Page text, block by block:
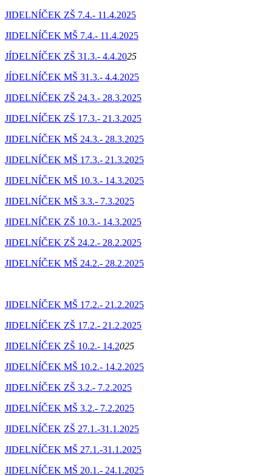
JIDELNÍČEK ZŠ 7.4.- 11.4.2025
JIDELNÍČEK MŠ 7.4.- 11.4.2025
JÍDELNÍČEK ZŠ 31.3.- 4.4.2025
JÍDELNÍČEK MŠ 31.3.- 4.4.2025
JIDELNÍČEK ZŠ 24.3.- 28.3.2025
JIDELNÍČEK ZŠ 17.3.- 21.3.2025
JIDELNÍČEK MŠ 24.3.- 28.3.2025
JIDELNÍČEK MŠ 17.3.- 21.3.2025
JIDELNÍČEK MŠ 10.3.- 14.3.2025
JIDELNÍČEK MŠ 3.3.- 7.3.2025
JIDELNÍČEK ZŠ 10.3.- 14.3.2025
JIDELNÍČEK ZŠ 24.2.- 28.2.2025
JIDELNÍČEK MŠ 24.2.- 28.2.2025
JIDELNÍČEK MŠ 17.2.- 21.2.2025
JIDELNÍČEK ZŠ 17.2.- 21.2.2025
JIDELNÍČEK ZŠ 10.2.- 14.2025
JIDELNÍČEK MŠ 10.2.- 14.2.2025
JIDELNÍČEK ZŠ 3.2.- 7.2.2025
JIDELNÍČEK MŠ 3.2.- 7.2.2025
JIDELNÍČEK ZŠ 27.1.-31.1.2025
JIDELNÍČEK MŠ 27.1.-31.1.2025
JIDELNÍČEK MŠ 20.1.- 24.1.2025